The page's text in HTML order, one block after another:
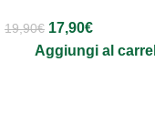
19,90€ 17,90€
Aggiungi al